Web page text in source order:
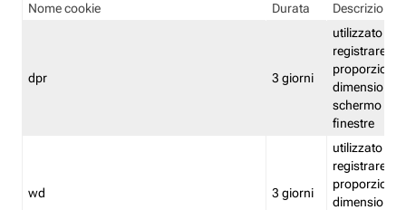
Nome cookie Durata Descrizione
dpr 3 giorni
utilizzato per
registrare le
proporzioni
dimensioni
schermo e
finestre
wd 3 giorni
utilizzato per
registrare le
proporzioni
dimensioni